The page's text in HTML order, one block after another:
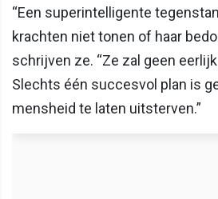
“Een superintelligente
krachten niet tonen of haar
schrijven ze. “Ze zal geen
Slechts één succesvol plan is
mensheid te laten uitsterven.”